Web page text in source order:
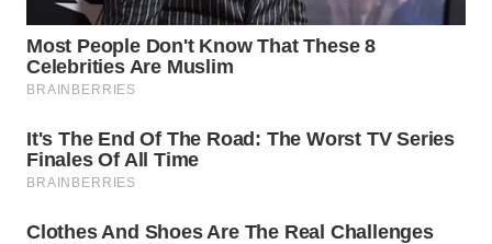
CIANJUR
WN
KEPULAUAN
WN